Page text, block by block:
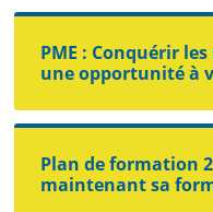
PME : Conquérir
une opportunité à
Plan de formation
maintenant sa